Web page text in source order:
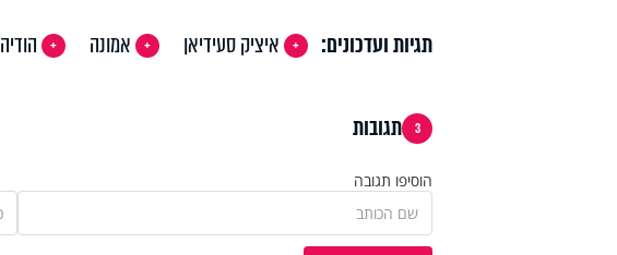
תגיות ועדכונים: איציק סעידיאן אמונה הודיה
3 תגובות
הוסיפו תגובה